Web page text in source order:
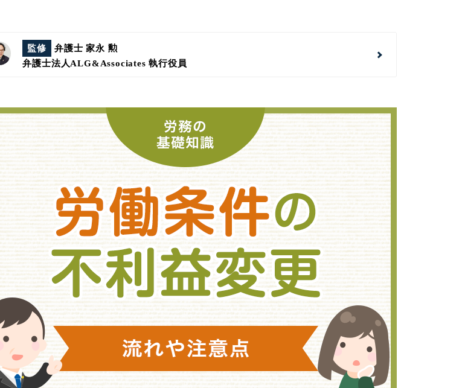
監修
弁護士 家永 勲
弁護士法人ALG&Associates執行役員